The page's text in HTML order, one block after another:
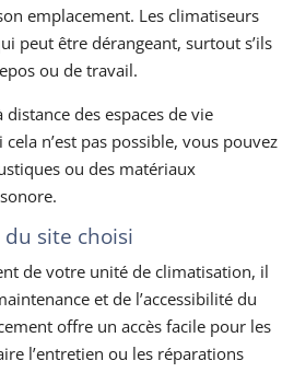
emplacement. Les climatiseurs
peut être dérangeant, surtout s’ils
ou de travail.
des espaces de vie
n’est pas possible, vous pouvez
ou des matériaux
site choisi
de votre unité de climatisation, il
et de l’accessibilité du
offre un accès facile pour les
l’entretien ou les réparations